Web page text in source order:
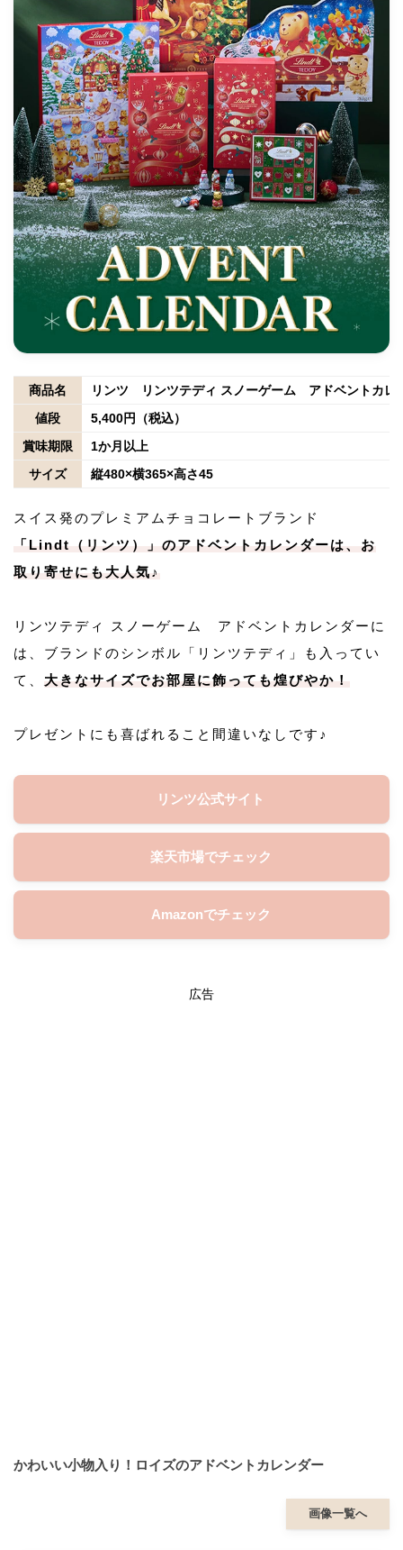
商品名
リンツ リンツテディ スノーゲーム アドベントカレ
値段
5,400円（税込）
賞味期限
1か月以上
サイズ
縦480×横365×高さ45
スイス発のプレミアムチョコレートブランド
「Lindt（リンツ）」のアドベントカレンダーは、お
取り寄せにも大人気♪
リンツテディ スノーゲーム アドベントカレンダーに
は、ブランドのシンボル「リンツテディ」も入ってい
て、 大きなサイズでお部屋に飾っても煌びやか！
プレゼントにも喜ばれること間違いなしです♪
リンツ公式サイト
楽天市場でチェック
Amazonでチェック
広告
かわいい小物入り！ロイズのアドベントカレンダー
画像一覧へ